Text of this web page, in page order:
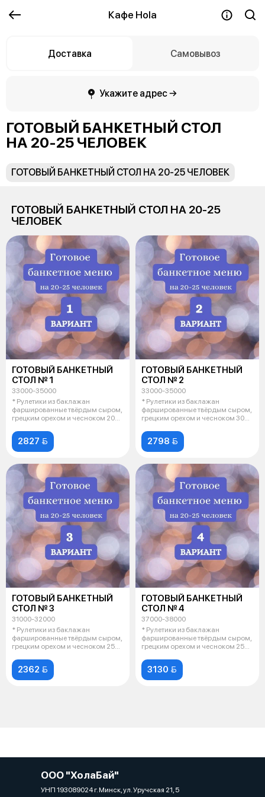
Кафе Hola
Доставка Самовывоз
Укажите адрес →
ГОТОВЫЙ БАНКЕТНЫЙ СТОЛ
НА 20-25 ЧЕЛОВЕК
ГОТОВЫЙ БАНКЕТНЫЙ СТОЛ НА 20-25 ЧЕЛОВЕК
ГОТОВЫЙ БАНКЕТНЫЙ СТОЛ НА 20-25
ЧЕЛОВЕК
ГОТОВЫЙ БАНКЕТНЫЙ
СТОЛ № 1
33000-35000
* Рулетики из баклажан
фаршированные твёрдым сыром,
грецким орехом и чесноком 20
2827 
ГОТОВЫЙ БАНКЕТНЫЙ
СТОЛ № 2
33000-35000
* Рулетики из баклажан
фаршированные твёрдым сыром,
грецким орехом и чесноком 30
2798 
ГОТОВЫЙ БАНКЕТНЫЙ
СТОЛ № 3
31000-32000
* Рулетики из баклажан
фаршированные твёрдым сыром,
грецким орехом и чесноком 25
2362 
ГОТОВЫЙ БАНКЕТНЫЙ
СТОЛ № 4
37000-38000
* Рулетики из баклажан
фаршированные твёрдым сыром,
грецким орехом и чесноком 25
3130 
ООО "ХолаБай"
УНП 193089024 г. Минск, ул. Уручская 21, 5